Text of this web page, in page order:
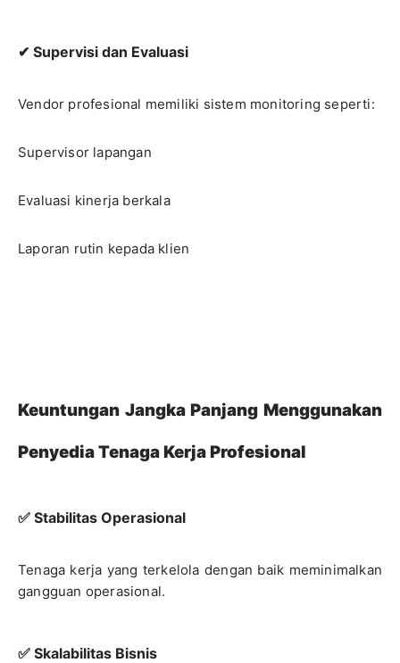
✔ Supervisi dan Evaluasi
Vendor profesional memiliki sistem monitoring seperti:
Supervisor lapangan
Evaluasi kinerja berkala
Laporan rutin kepada klien
Keuntungan Jangka Panjang Menggunakan
Penyedia Tenaga Kerja Profesional
✅ Stabilitas Operasional
Tenaga kerja yang terkelola dengan baik meminimalkan
gangguan operasional.
✅ Skalabilitas Bisnis